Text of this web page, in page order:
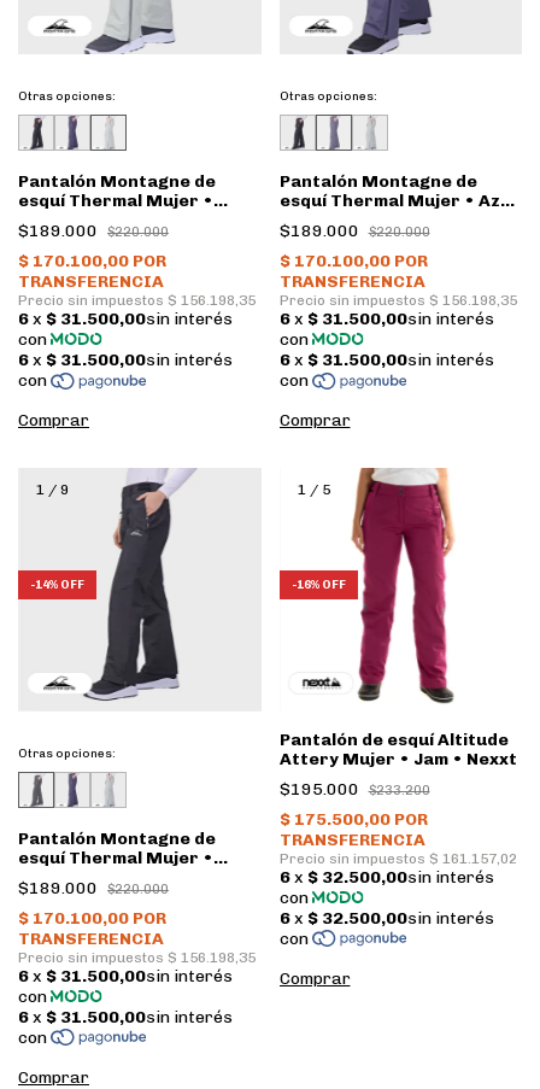
Otras opciones:
Pantalón Montagne de
esquí Thermal Mujer •
Light mint
$189.000 $220.000
Comprar
Otras opciones:
Pantalón Montagne de
esquí Thermal Mujer • Azul
acero
$189.000 $220.000
Comprar
1 / 9
-14% OFF
Otras opciones:
Pantalón Montagne de
esquí Thermal Mujer •
Negro
$189.000 $220.000
Comprar
1/ 5
-16% OFF
Pantalón de esquí Altitude
Attery Mujer • Jam • Nexxt
$195.000
$233.200
Comprar